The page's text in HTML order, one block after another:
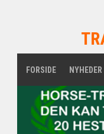
FORSIDE NYHEDER